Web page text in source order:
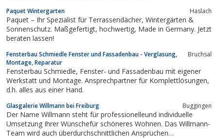
Paquet Wintergarten Haslach
Paquet – Ihr Spezialist für Terrassendächer, Wintergärten &
Sonnenschutz. Maßgefertigt, hochwertig, Made in Germany. Jetzt
beraten lassen!
Fensterbau Schmiedle Fenster und Fassadenbau - Verglasung,
Montage, Reparatur
Bruchsal
Fensterbau Schmiedle, Fenster- und Fassadenbau mit eigener
Werkstatt und Montage. Ansprechpartner für Komplettlösungen,
d.h. alles aus einer Hand.
Glasgalerie Willmann bei Freiburg Buggingen
Der Name Willmann steht für professionelleund individuelle
Umsetzung Ihrer Wünschefür schöneres Wohnen. Das Willmann-
Team wird auch überdurchschnittlichen Ansprüchen